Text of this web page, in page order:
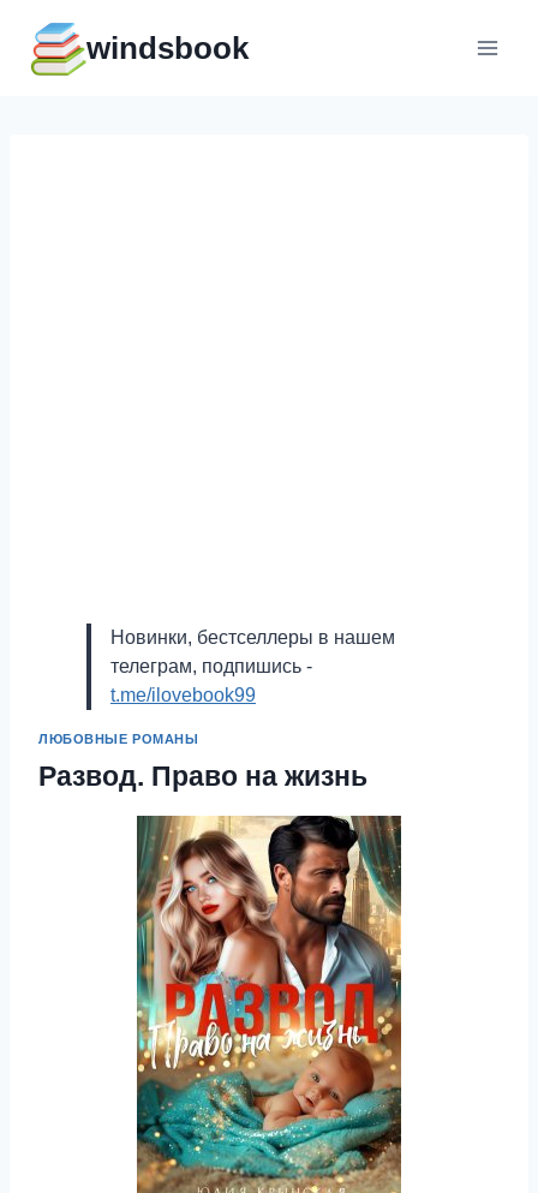
содержимому
windsbook
Новинки, бестселлеры в нашем
телеграм, подпишись -
t.me/ilovebook99
ЛЮБОВНЫЕ РОМАНЫ
Развод. Право на жизнь